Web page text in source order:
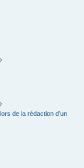
de la rédaction d’un